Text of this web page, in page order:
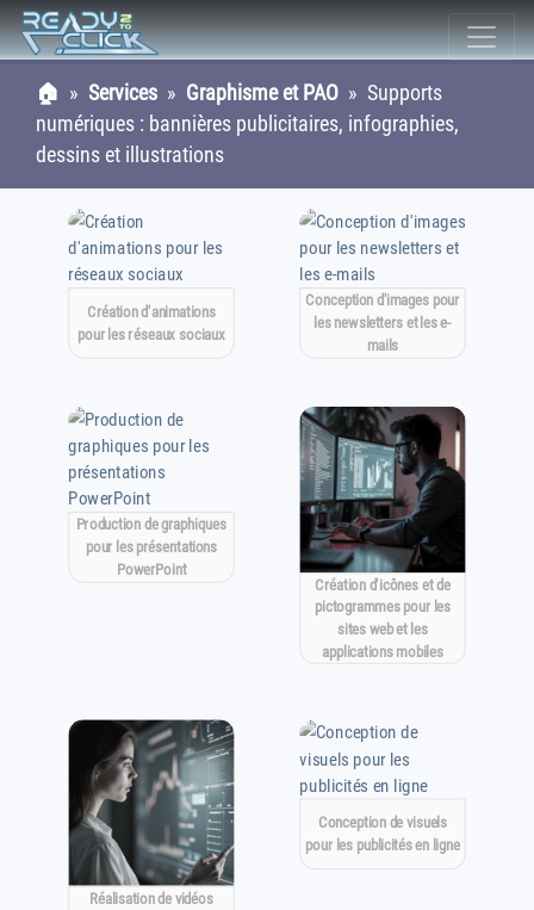
🏠 » Services » Graphisme et PAO » Supports
numériques : bannières publicitaires, infographies,
dessins et illustrations
Création d'animations
pour les réseaux sociaux
Conception d'images pour
les newsletters et les e-
mails
Production de graphiques
pour les présentations
PowerPoint
Création d'icônes et de
pictogrammes pour les
sites web et les
applications mobiles
Réalisation de vidéos
Conception de visuels
pour les publicités en ligne